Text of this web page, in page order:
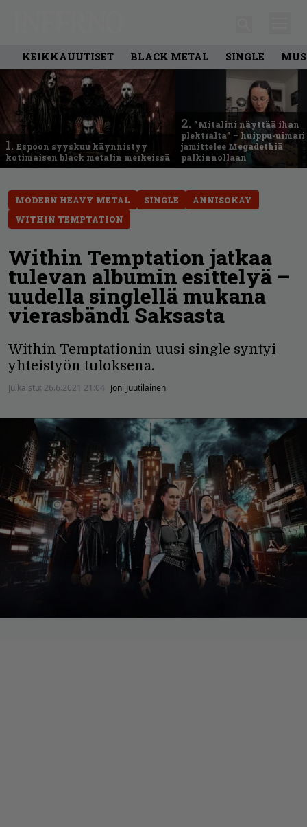
KEIKKAUUTISET BLACK METAL SINGLE
1. Espoon syyskuu käynnistyy
kotimaisen black metalin merkeissä
2. ”Mitalini näyttää ihan
plektralta” – huippu-uimari
jamittelee Megadethiä
palkinnollaan
MODERN HEAVY METAL SINGLE
ANNISOKAY
WITHIN TEMPTATION
Within Temptation jatkaa
tulevan albumin esittelyä –
uudella singlellä mukana
vierasbändi Saksasta
Within Temptationin uusi single syntyi
yhteistyön tuloksena.
Julkaistu: 26.6.2021 21:04 Joni Juutilainen